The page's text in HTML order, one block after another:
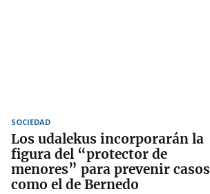
SOCIEDAD
Los udalekus incorporarán la
figura del “protector de
menores” para prevenir casos
como el de Bernedo